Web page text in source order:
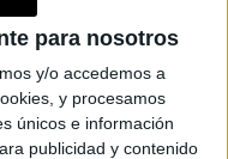
para nosotros
y/o accedemos a
y procesamos
únicos e información
publicidad y contenido
Break BATimes
derechos reservados
Nro. 5346433